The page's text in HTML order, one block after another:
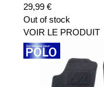
29,99 €
Out of stock
VOIR LE PRODUIT